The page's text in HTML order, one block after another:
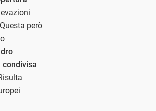
però